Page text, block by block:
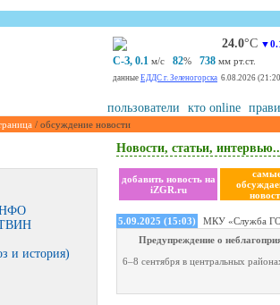
24.0°С
С-З, 0.1 м/с 82% 738 мм рт.ст.
данные ЕДДС г. Зеленогорска 6.08.2026
пользователи кто online
/ обсуждение новости
ТВИН
и история)
Новости, статьи,
добавить новость на
iZGR.ru
5.09.2025 (15:03)
МКУ «Служба ГО
Предупреждение о
6–8 сентября в центральных